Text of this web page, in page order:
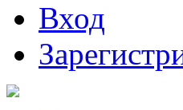
Вход